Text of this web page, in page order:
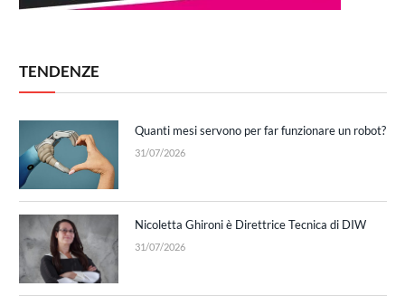
TENDENZE
Quanti mesi servono per far funzionare un robot?
31/07/2026
Nicoletta Ghironi è Direttrice Tecnica di DIW
31/07/2026